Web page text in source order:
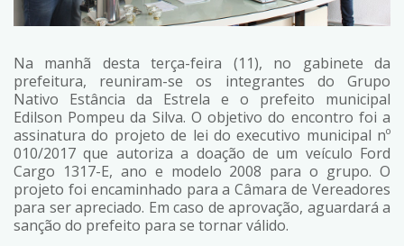
Na manhã desta terça-feira (11), no gabinete da
prefeitura, reuniram-se os integrantes do Grupo
Nativo Estância da Estrela e o prefeito municipal
Edilson Pompeu da Silva. O objetivo do encontro foi a
assinatura do projeto de lei do executivo municipal nº
010/2017 que autoriza a doação de um veículo Ford
Cargo 1317-E, ano e modelo 2008 para o grupo. O
projeto foi encaminhado para a Câmara de Vereadores
para ser apreciado. Em caso de aprovação, aguardará a
sanção do prefeito para se tornar válido.